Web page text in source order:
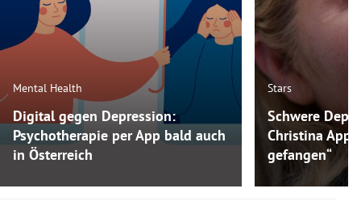
Mental Health
Digital gegen Depression:
Psychotherapie per App bald auch
in Österreich
Stars
Schwere
Christina
gefangen“